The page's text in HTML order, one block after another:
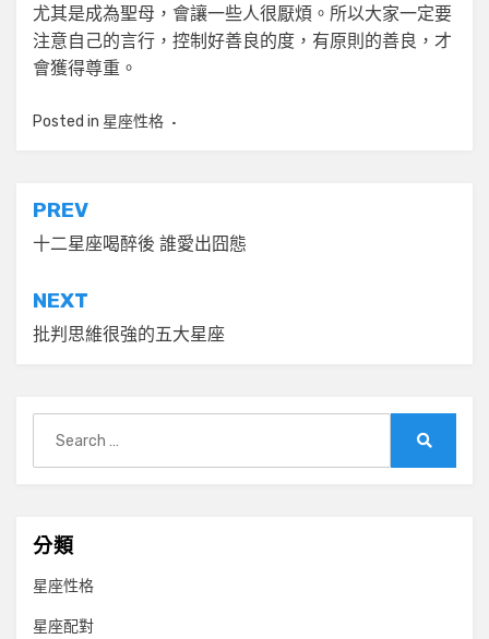
尤其是成為聖母，會讓一些人很厭煩。所以大家一定要
注意自己的言行，控制好善良的度，有原則的善良，才
會獲得尊重。
Posted in 星座性格
文
章
導
覽
PREV
十二星座喝醉後 誰愛出囧態
NEXT
批判思維很強的五大星座
for:
分類
星座性格
星座配對